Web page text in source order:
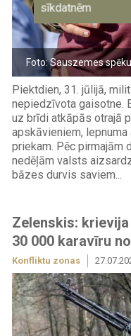
Foto: Sauszemes
Piektdien, 31. jūlijā,
nepiedzīvota gaisotne.
uz brīdi atkāpās otrajā
apskāvieniem,
priekam. Pēc pirmajām
nedēļām valsts
bāzes durvis saviem...
Zelenskis:
30 000 karavīru
Konfliktu zonas
sīkdatnēm